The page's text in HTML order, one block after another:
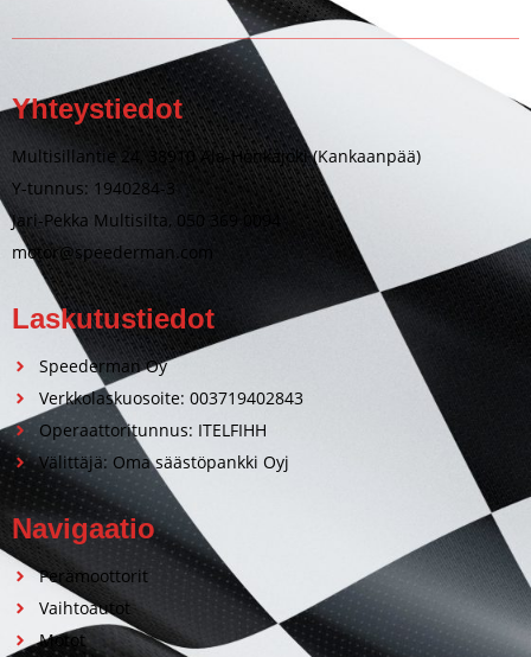
Yhteystiedot
Multisillantie 24, 38910 Ala-Honkajoki (Kankaanpää)
Y-tunnus: 1940284-3
Jari-Pekka Multisilta, 050 369 0094
motor@speederman.com
Laskutustiedot
Speederman Oy
Verkkolaskuosoite: 003719402843
Operaattoritunnus: ITELFIHH
Välittäjä: Oma säästöpankki Oyj
Navigaatio
Perämoottorit
Vaihtoautot
Motot